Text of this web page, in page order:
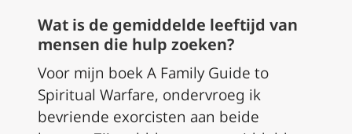
Wat is de gemiddelde leeftijd van
mensen die hulp zoeken?
Voor mijn boekA Family Guide to
Spiritual Warfare, ondervroeg ik
bevriende exorcisten aan beide